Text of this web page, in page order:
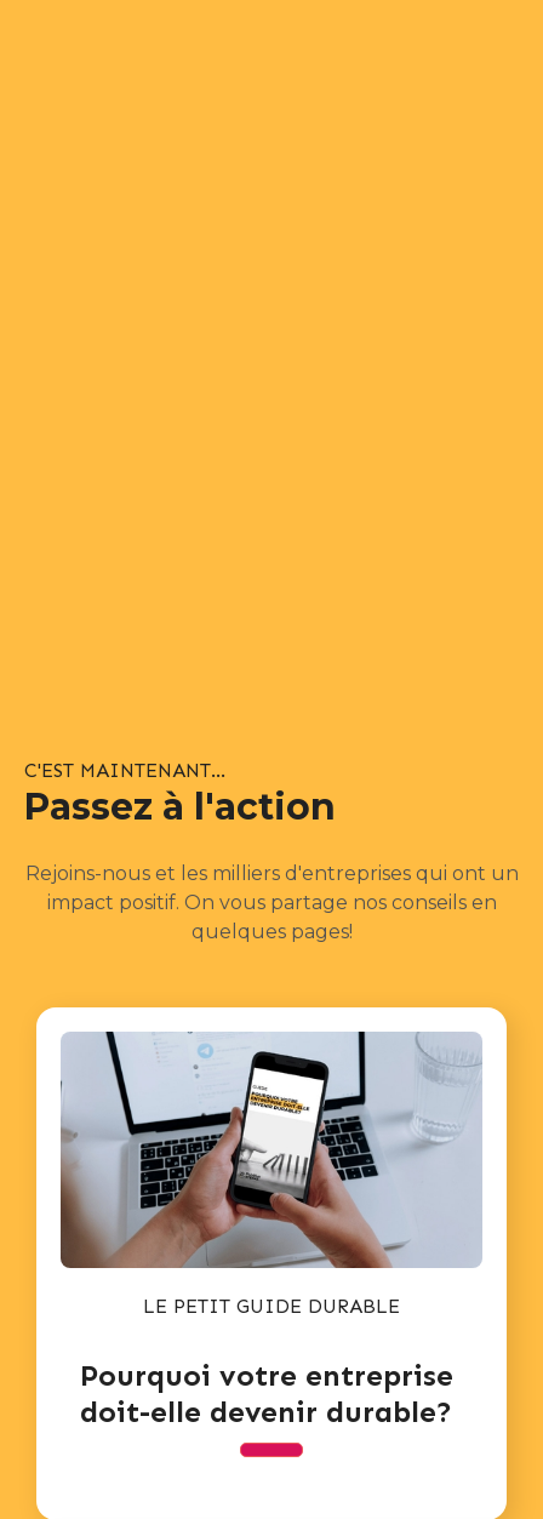
C'EST MAINTENANT...
Passez à l'action
Rejoins-nous et les milliers d'entreprises qui ont un
impact positif. On vous partage nos conseils en
quelques pages!
LE PETIT GUIDE DURABLE
Pourquoi votre entreprise
doit-elle devenir durable?